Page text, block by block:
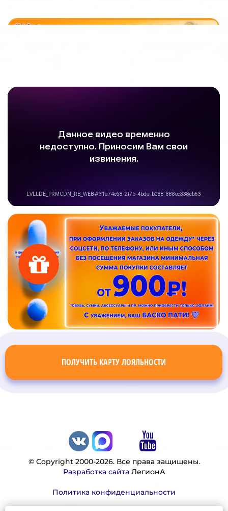
ПОЛУЧИТЬ КАРТУ ЛОЯЛЬНОСТИ
© Copyright 2000-2026. Все права защищены.
Разработка сайтаЛегионА
Политика конфиденциальности